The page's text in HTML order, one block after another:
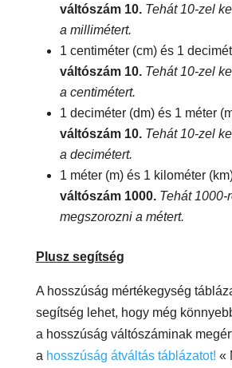
váltószám 10. Tehát 10-zel
a millimétert.
1 centiméter (cm) és 1
váltószám 10. Tehát 10-zel
a centimétert.
1 deciméter (dm) és 1 méter
váltószám 10. Tehát 10-zel
a decimétert.
1 méter (m) és 1 kilométer
váltószám 1000. Tehát 1000-
megszorozni a métert.
Plusz segítség
A hosszúság mértékegység
segítség lehet, hogy még
a hosszúság váltószáminak
a hosszúság átváltás táblázatot! «